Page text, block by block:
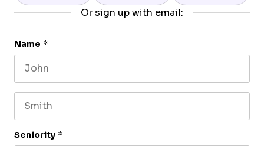
Or sign up with email:
Name *
Seniority *